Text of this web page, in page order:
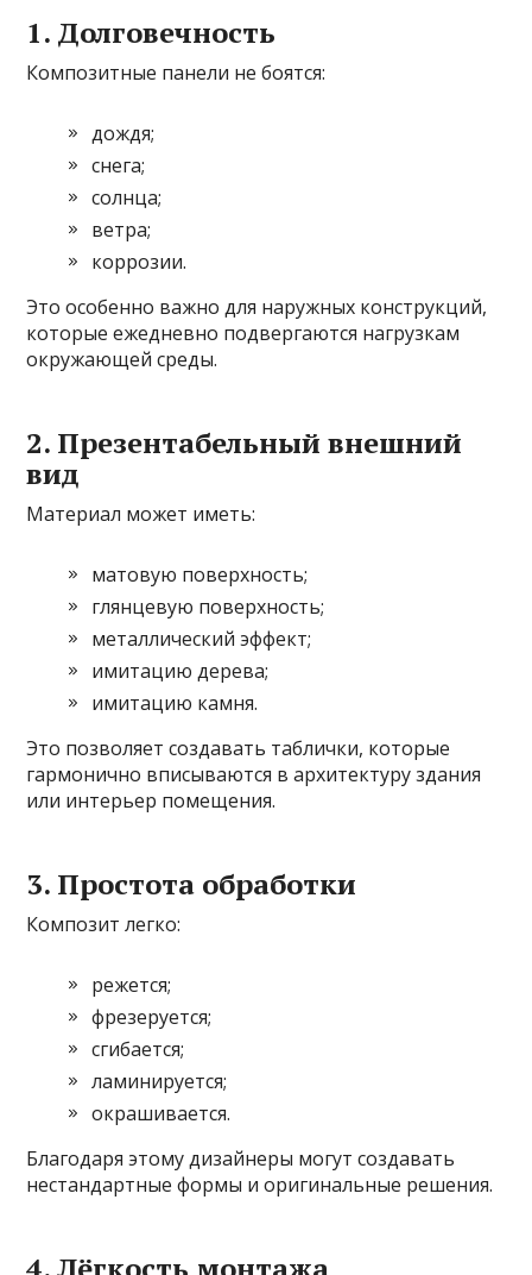
1. Долговечность
Композитные панели не боятся:
дождя;
снега;
солнца;
ветра;
коррозии.
Это особенно важно для наружных конструкций,
которые ежедневно подвергаются нагрузкам
окружающей среды.
2. Презентабельный внешний
вид
Материал может иметь:
матовую поверхность;
глянцевую поверхность;
металлический эффект;
имитацию дерева;
имитацию камня.
Это позволяет создавать таблички, которые
гармонично вписываются в архитектуру здания
или интерьер помещения.
3. Простота обработки
Композит легко:
режется;
фрезеруется;
сгибается;
ламинируется;
окрашивается.
Благодаря этому дизайнеры могут создавать
нестандартные формы и оригинальные решения.